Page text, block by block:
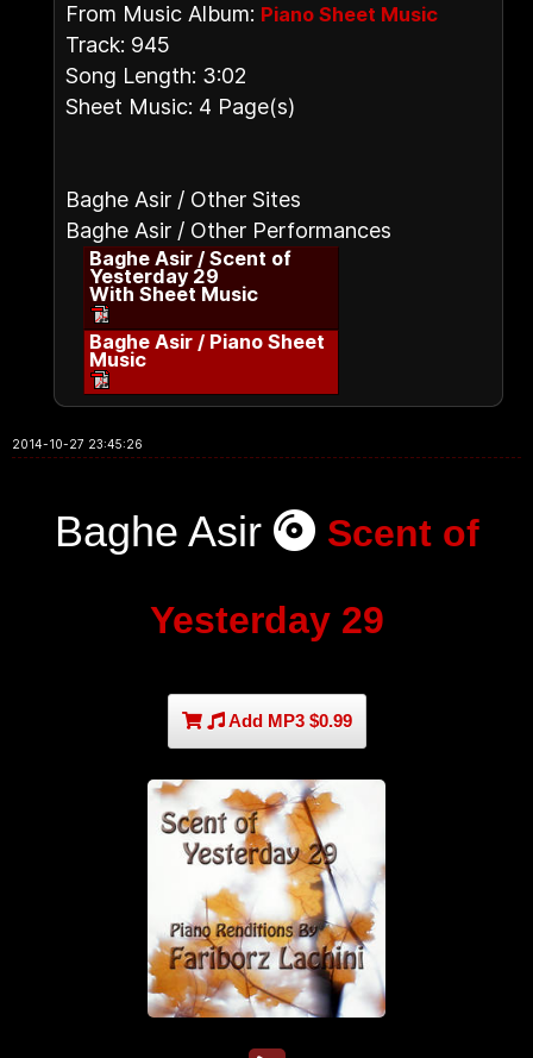
From Music Album: Piano Sheet Music
Track: 945
Song Length: 3:02
Sheet Music: 4 Page(s)
Baghe Asir / Other Sites
Baghe Asir / Other Performances
Baghe Asir / Scent of
Yesterday 29
With Sheet Music
Baghe Asir / Piano Sheet
Music
2014-10-27 23:45:26
Baghe Asir Scent of
Yesterday 29
Add MP3 $0.99